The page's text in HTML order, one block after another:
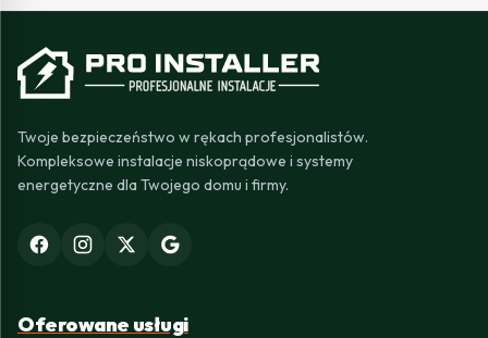
Twoje bezpieczeństwo w rękach profesjonalistów.
Kompleksowe instalacje niskoprądowe i systemy
energetyczne dla Twojego domu i firmy.
Oferowane usługi